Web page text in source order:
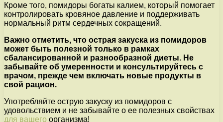
Кроме того, помидоры богаты калием, который помогает
контролировать кровяное давление и поддерживать
нормальный ритм сердечных сокращений.
Важно отметить, что острая закуска из помидоров
может быть полезной только в рамках
сбалансированной и разнообразной диеты. Не
забывайте об умеренности и консультируйтесь с
врачом, прежде чем включать новые продукты в
свой рацион.
Употребляйте острую закуску из помидоров с
удовольствием и не забывайте о ее полезных свойствах
для вашего организма!